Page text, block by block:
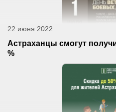
22 июня 2022
Астраханцы смогут
%